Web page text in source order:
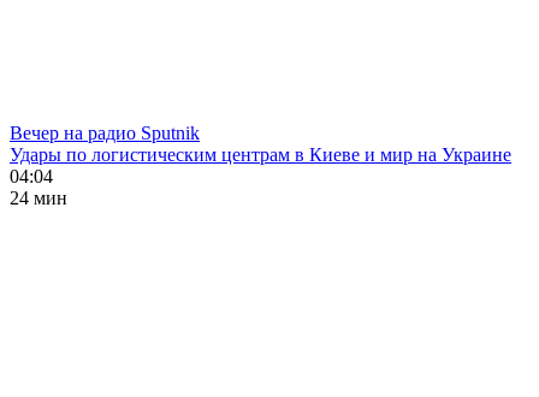
Вечер на радио Sputnik
Удары по логистическим центрам в Киеве и мир на Украине
04:04
24 мин